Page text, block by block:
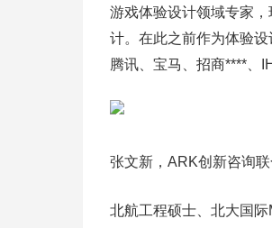
游戏体验设计领域专家
计。在此之前作为体验
腾讯、宝马、招商****、
张文新，ARK创新咨询
北航工程硕士、北大国